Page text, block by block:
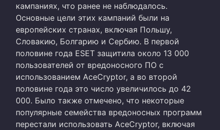
кампаниях, что ранее не наблюдалось.
Основные цели этих кампаний были на
европейских странах, включая Польшу,
Словакию, Болгарию и Сербию. В первой
половине года ESET защитила около 13 000
пользователей от вредоносного ПО с
использованием AceCryptor, а во второй
половине года это число увеличилось до 42
000. Было также отмечено, что некоторые
популярные семейства вредоносных программ
перестали использовать AceCryptor, включая